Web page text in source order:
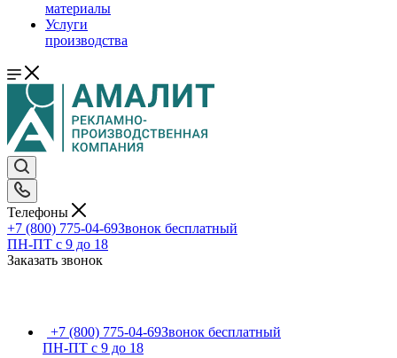
материалы
Услуги
производства
Телефоны
+7 (800) 775-04-69Звонок бесплатный
ПН-ПТ c 9 до 18
Заказать звонок
+7 (800) 775-04-69Звонок бесплатный
ПН-ПТ c 9 до 18